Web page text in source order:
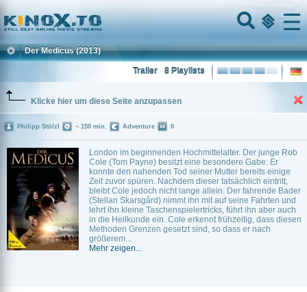
Home
Menu
Der Medicus (2013)
8 Playlists
Trailer
Klicke hier um diese Seite anzupassen
London im beginnenden Hochmittelalter. Der junge Rob
Cole (Tom Payne) besitzt eine besondere Gabe: Er
konnte den nahenden Tod seiner Mutter bereits einige
Zeit zuvor spüren. Nachdem dieser tatsächlich eintritt,
bleibt Cole jedoch nicht lange allein. Der fahrende Bader
(Stellan Skarsgård) nimmt ihn mit auf seine Fahrten und
lehrt ihn kleine Taschenspielertricks, führt ihn aber auch
in die Heilkunde ein. Cole erkennt frühzeitig, dass diesen
Methoden Grenzen gesetzt sind, so dass er nach
größerem...
Mehr zeigen...
Philipp Stölzl ~ 150 min. Adventure 0